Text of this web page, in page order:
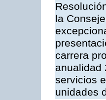
la
carrera
anualidad
servicios
unidades